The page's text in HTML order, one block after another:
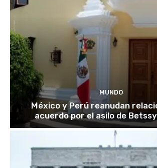
MUNDO
México y Perú reanudan
acuerdo por el asilo de